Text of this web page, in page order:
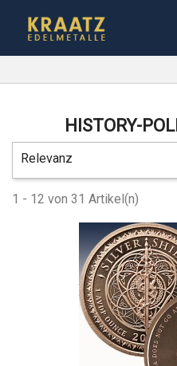
HISTORY-
Relevanz
1 - 12 von 31 Artikel(n)